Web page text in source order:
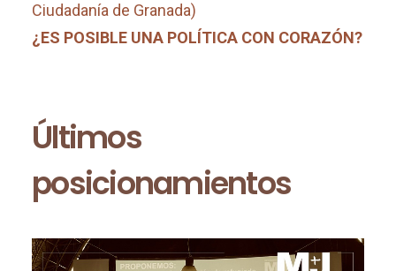
Ciudadanía de Granada)
¿ES POSIBLE UNA POLÍTICA CON CORAZÓN?
Últimos
posicionamientos